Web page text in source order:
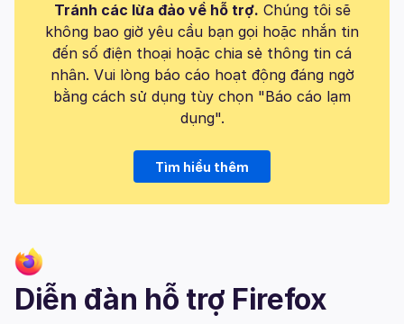
Tránh các lừa đảo về hỗ trợ. Chúng tôi sẽ
không bao giờ yêu cầu bạn gọi hoặc nhắn tin
đến số điện thoại hoặc chia sẻ thông tin cá
nhân. Vui lòng báo cáo hoạt động đáng ngờ
bằng cách sử dụng tùy chọn "Báo cáo lạm
dụng".
Tìm hiểu thêm
Diễn đàn hỗ trợ Firefox